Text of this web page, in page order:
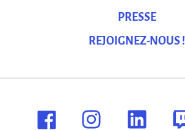
PRESSE
REJOIGNEZ-NOUS !